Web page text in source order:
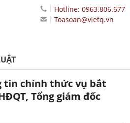
Hotline: 0963.806.677
Toasoan@vietq.vn
tin chính thức vụ bắt
Tổng giám đốc